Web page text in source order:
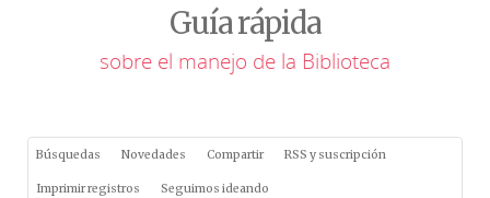
Guía rápida
sobre el manejo de la Biblioteca
Búsquedas Novedades Compartir RSS y suscripción
Imprimir registros Seguimos ideando